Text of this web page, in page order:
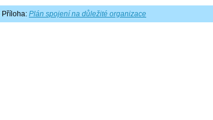
Příloha: Plán spojení na důležité organizace